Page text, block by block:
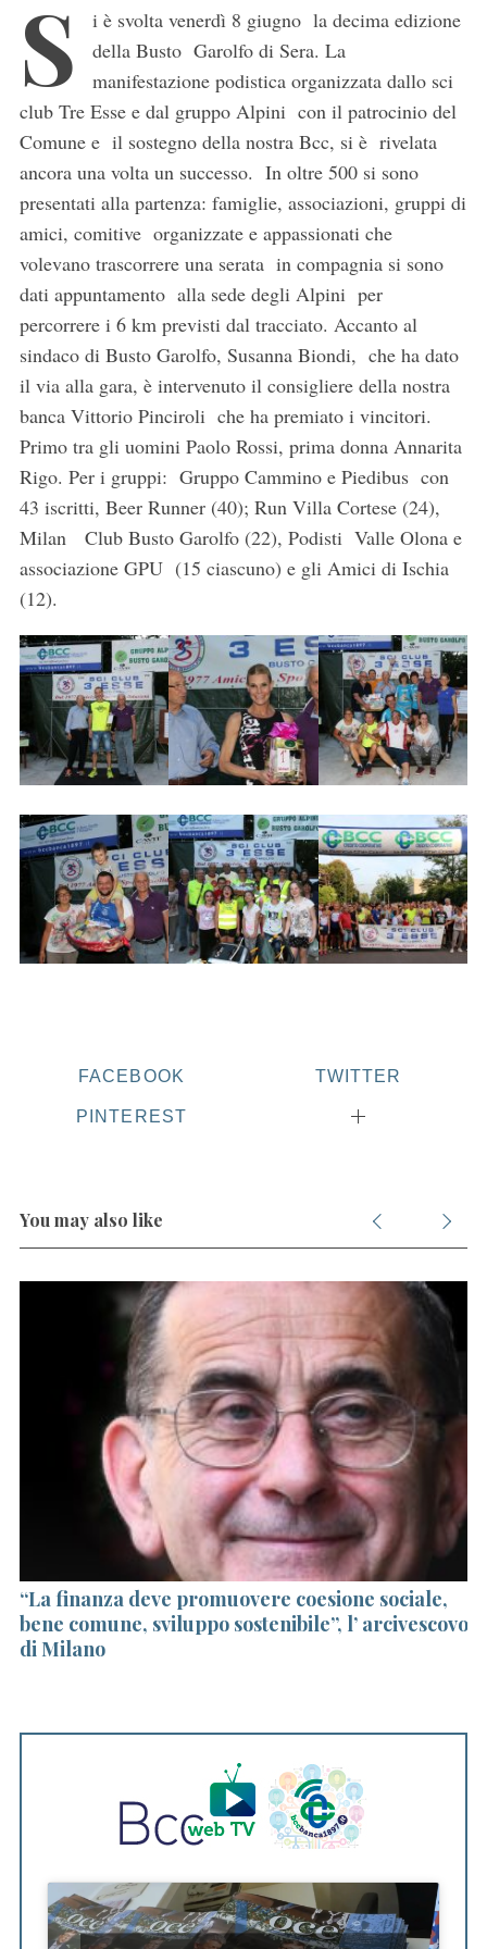
S
i è svolta venerdì 8 giugno la decima edizione
della Busto Garolfo di Sera. La
manifestazione podistica organizzata dallo sci
club Tre Esse e dal gruppo Alpini con il patrocinio del
Comune e il sostegno della nostra Bcc, si è rivelata
ancora una volta un successo. In oltre 500 si sono
presentati alla partenza: famiglie, associazioni, gruppi di
amici, comitive organizzate e appassionati che
volevano trascorrere una serata in compagnia si sono
dati appuntamento alla sede degli Alpini per
percorrere i 6 km previsti dal tracciato. Accanto al
sindaco di Busto Garolfo, Susanna Biondi, che ha dato
il via alla gara, è intervenuto il consigliere della nostra
banca Vittorio Pinciroli che ha premiato i vincitori.
Primo tra gli uomini Paolo Rossi, prima donna Annarita
Rigo. Per i gruppi: Gruppo Cammino e Piedibus con
43 iscritti, Beer Runner (40); Run Villa Cortese (24),
Milan Club Busto Garolfo (22), Podisti Valle Olona e
associazione GPU (15 ciascuno) e gli Amici di Ischia
(12).
FACEBOOK TWITTER
PINTEREST
You may also like
“La finanza deve promuovere coesione sociale,
bene comune, sviluppo sostenibile”, l’ arcivescovo
di Milano
o
r